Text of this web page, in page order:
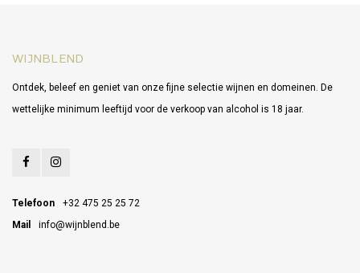
WIJNBLEND
Ontdek, beleef en geniet van onze fijne selectie wijnen en domeinen. De
wettelijke minimum leeftijd voor de verkoop van alcohol is 18 jaar.
Telefoon
+32 475 25 25 72
Mail
info@wijnblend.be